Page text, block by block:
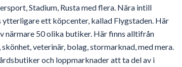
Stadium, Rusta med flera. Nära intill
ett köpcenter, kallad Flygstaden. Här
närmare 50 olika butiker. Här finns alltifrån
skönhet, veterinär, bolag, stormarknad, med mera.
och loppmarknader att ta del av i